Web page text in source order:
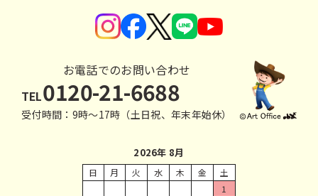
お電話でのお問い合わせ
TEL0120-21-6688
受付時間：9時〜17時（土日祝、年末年始休）
2026年 8月
日 月 火 水 木 金
土
1